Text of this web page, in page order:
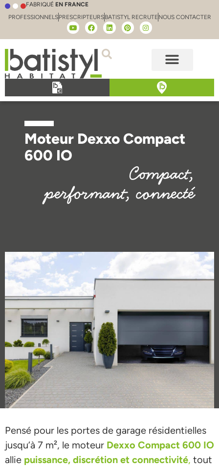
FABRIQUÉ EN FRANCE
PROFESSIONNELSPRESCRIPTEURSBATISTYL RECRUTE NOUS CONTACTER
Moteur Dexxo Compact
600 IO
Compact,
performant, connecté
Pensé pour les portes de garage résidentielles
jusqu’à 7 m², le moteur Dexxo Compact 600 IO
allie puissance, discrétion et connectivité, tout